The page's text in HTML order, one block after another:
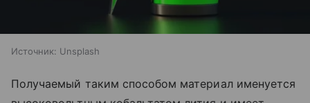
Источник: Unsplash
Получаемый таким способом материал именуется